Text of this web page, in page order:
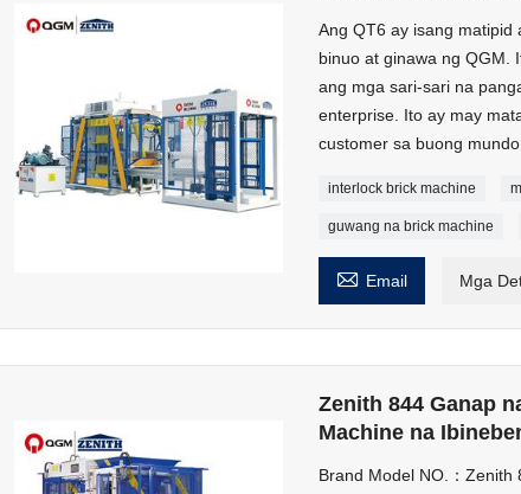
Ang QT6 ay isang matipid
binuo at ginawa ng QGM.
ang mga sari-sari na
enterprise. Ito ay may
customer sa buong mundo.
interlock brick machine
guwang na brick machine
 Email Mga
Zenith 844 Ganap
Machine na
Brand Model NO.：Zenith